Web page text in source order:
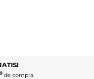
de compra.